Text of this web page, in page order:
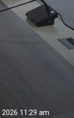
11:29 am